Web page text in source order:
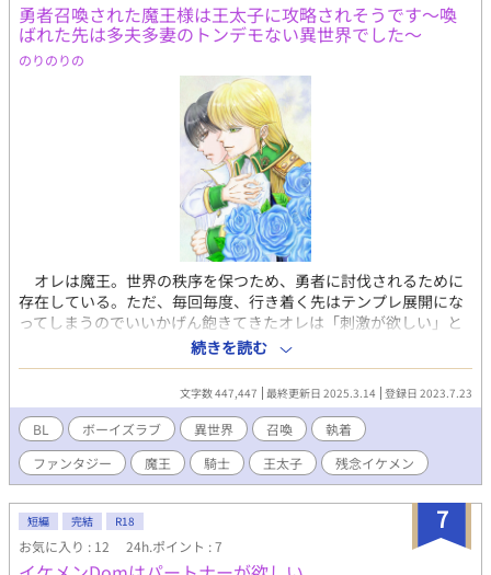
勇者召喚された魔王様は王太子に攻略されそうです〜喚
ばれた先は多夫多妻のトンデモない異世界でした〜
のりのりの
オレは魔王。世界の秩序を保つため、勇者に討伐されるために
存在している。ただ、毎回毎度、行き着く先はテンプレ展開にな
ってしまうのでいいかげん飽きてきたオレは「刺激が欲しい」と
女神にお願いしてみた。そして、女神に召喚された勇者といよい
よ対決……しようとしたら、いきなり、異世界召喚の魔法陣が発
動し、気がついたらオレは見知らぬ部屋にいた。 ここはどこ
だ？ オレの勇者はどこに行った？ と狼狽えるオレの前に、や
けにキラキラ眩しい王太子が現れ、オレの手を握り「どうか、ど
うか……勇者様のお力をもって、この世界を魔王の手から救って
ください」とお願いされてしまう。 オレが勇者？ オレが魔王
を討伐？ いや、いや、いや。オレが魔王だけど？ 魔王が異世
界の魔王を討伐する？ 魔王が勇者に間違えらえて、異世界に召
喚されてどうするんだ？ 色々なことがうやむやのまま、王太子
の強引さに流されるまま、オレは王城の客室に押し込められ、異
続きを読む
文字数 447,447 最終更新日 2025.3.14 登録日 2023.7.23
BL ボーイズラブ 異世界 召喚
執着
ファンタジー
魔王 騎士 王太子 残念イケメン
7
短編 完結 R18
お気に入り : 12 24h.ポイント : 7